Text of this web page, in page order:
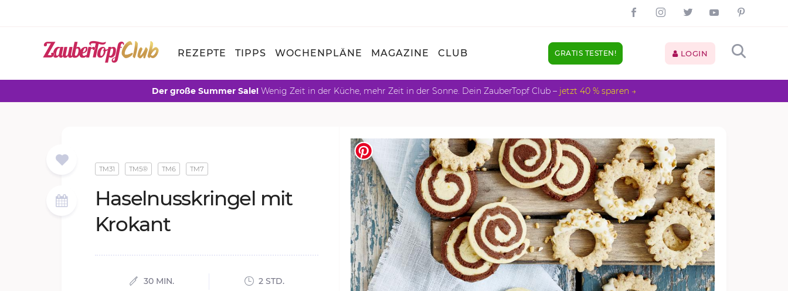
REZEPTE TIPPS WOCHENPLÄNE MAGAZINE CLUB GRATIS TESTEN! LOGIN
Der große Summer Sale! Wenig Zeit in der Küche, mehr Zeit in der Sonne. Dein ZauberTopf Club – jetzt 40 % sparen →
TM31 TM5® TM6 TM7
Ha­sel­nuss­krin­gel mit
Kro­kant
30 MIN. 2 STD.